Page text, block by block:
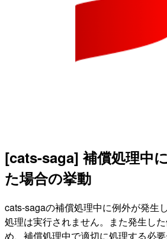
[cats-saga] 補償処理中
た場合の挙動
cats-sagaの補償処理中に例外が発生
処理は実行されません。また発生し
め、補償処理中で適切に処理する必要